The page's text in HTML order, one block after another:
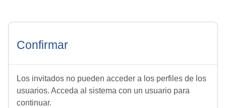
Confirmar
Los invitados no pueden acceder a los perfiles de los
usuarios. Acceda al sistema con un usuario para
continuar.